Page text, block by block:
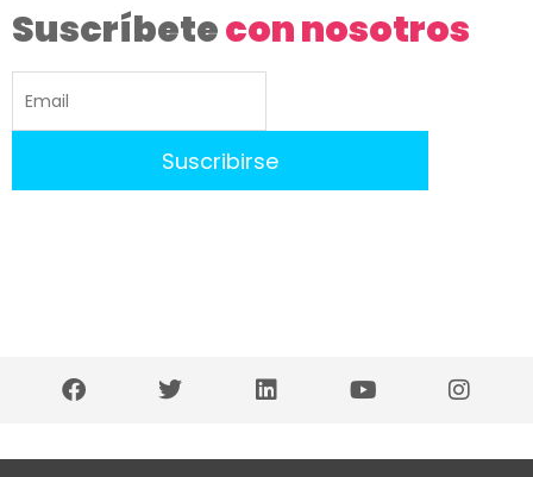
Suscríbetecon nosotros